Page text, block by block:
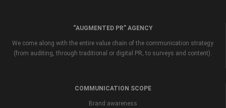
“AUGMENTED PR” AGENCY
We come along with the entire value chain of the communication strategy
(from auditing, through traditional or digital PR, to surveys and content).
COMMUNICATION SCOPE
Brand awareness